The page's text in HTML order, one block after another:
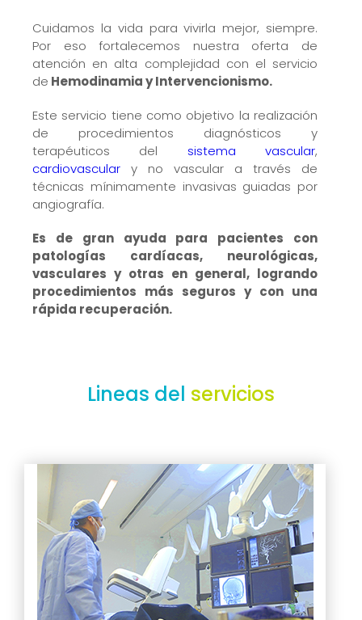
Cuidamos la vida para vivirla mejor, siempre.
Por eso fortalecemos nuestra oferta de
atención en alta complejidad con el servicio
de Hemodinamia y Intervencionismo.
Este servicio tiene como objetivo la realización
de procedimientos diagnósticos y
terapéuticos del sistema vascular,
cardiovascular y no vascular a través de
técnicas mínimamente invasivas guiadas por
angiografía.
Es de gran ayuda para pacientes con
patologías cardíacas, neurológicas,
vasculares y otras en general, logrando
procedimientos más seguros y con una
rápida recuperación.
Lineas del servicios